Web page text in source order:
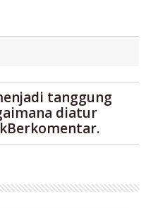
tanggung
diatur